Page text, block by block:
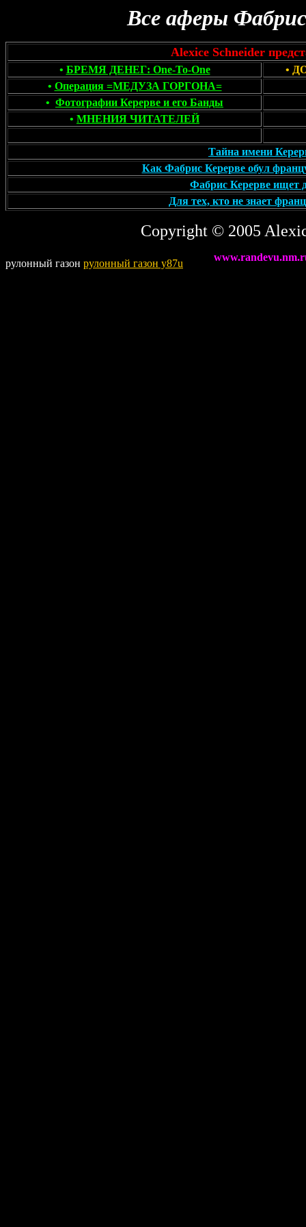
Все аферы
Alexice Schneider
• БРЕМЯ ДЕНЕГ: One-To-One
•
• Операция =МЕДУЗА ГОРГОНА=
• Фотографии Керерве и его Банды
• МНЕНИЯ ЧИТАТЕЛЕЙ
Тайна имени
Как Фабрис Керерве обул
Фабрис Керерве ищет
Для тех, кто не знает
Copyright © 2005
рулонный газон рулонный газон y87u